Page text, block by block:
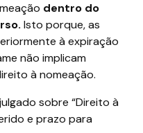
dentro do
Isto porque, as
à expiração
não implicam
à nomeação.
sobre “Direito à
e prazo para